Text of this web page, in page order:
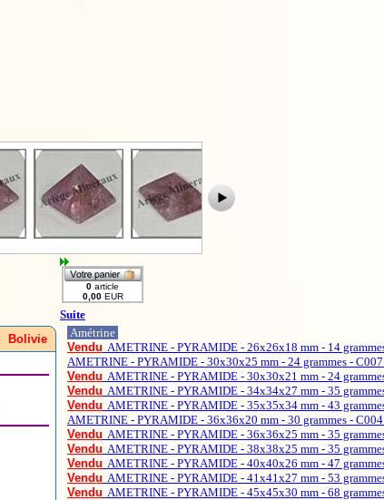
Suite
Bolivie
Amétrine
Vendu AMETRINE - PYRAMIDE - 26x26x18 mm - 14
AMETRINE - PYRAMIDE - 30x30x25 mm - 24 grammes -
Vendu AMETRINE - PYRAMIDE - 30x30x21 mm - 24
Vendu AMETRINE - PYRAMIDE - 34x34x27 mm - 35
Vendu AMETRINE - PYRAMIDE - 35x35x34 mm - 43
AMETRINE - PYRAMIDE - 36x36x20 mm - 30 grammes -
Vendu AMETRINE - PYRAMIDE - 36x36x25 mm - 35
Vendu AMETRINE - PYRAMIDE - 38x38x25 mm - 35
Vendu AMETRINE - PYRAMIDE - 40x40x26 mm - 47
Vendu AMETRINE - PYRAMIDE - 41x41x27 mm - 53
Vendu AMETRINE - PYRAMIDE - 45x45x30 mm - 68